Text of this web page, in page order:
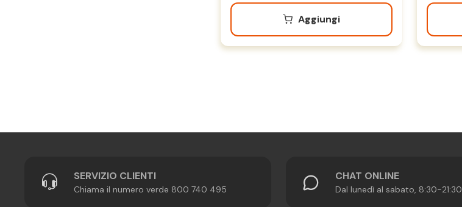
Aggiungi
SERVIZIO CLIENTI
Chiama il numero verde 800 740 495
CHAT ONLINE
Dal lunedì al sabato, 8:30-21:30